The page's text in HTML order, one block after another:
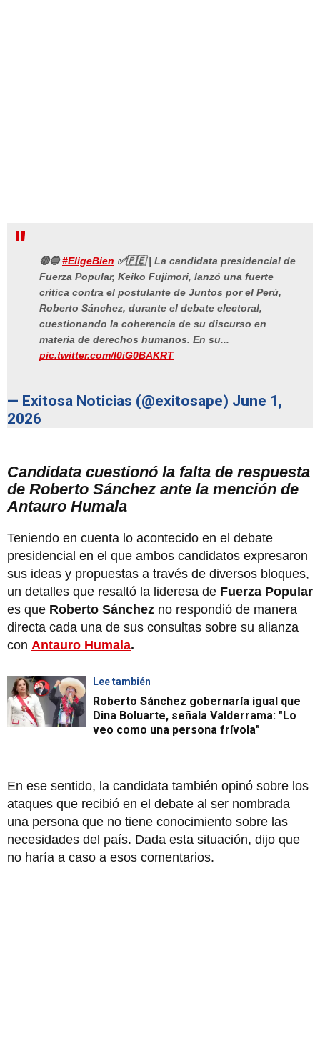
🔴🔵#EligeBien ✅🇵🇪 | La candidata presidencial de
Fuerza Popular, Keiko Fujimori, lanzó una fuerte
crítica contra el postulante de Juntos por el Perú,
Roberto Sánchez, durante el debate electoral,
cuestionando la coherencia de su discurso en
materia de derechos humanos. En su...
pic.twitter.com/I0iG0BAKRT
— Exitosa Noticias (@exitosape) June 1,
2026
Candidata cuestionó la falta de respuesta
de Roberto Sánchez ante la mención de
Antauro Humala
Teniendo en cuenta lo acontecido en el debate
presidencial en el que ambos candidatos expresaron
sus ideas y propuestas a través de diversos bloques,
un detalles que resaltó la lideresa de Fuerza Popular
es que Roberto Sánchez no respondió de manera
directa cada una de sus consultas sobre su alianza
con Antauro Humala.
Lee también
Roberto Sánchez gobernaría igual que
Dina Boluarte, señala Valderrama: "Lo
veo como una persona frívola"
En ese sentido, la candidata también opinó sobre los
ataques que recibió en el debate al ser nombrada
una persona que no tiene conocimiento sobre las
necesidades del país. Dada esta situación, dijo que
no haría a caso a esos comentarios.